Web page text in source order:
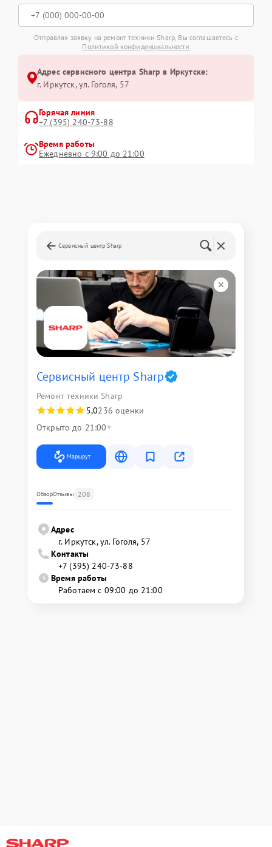
Отправляя заявку на ремонт техники Sharp, Вы соглашаетесь с
Политикой конфиденциальности
Адрес сервисного центра Sharp в Иркутске:
г. Иркутск, ул. ​Гоголя, 57
Горячая линия
+7 (395) 240-73-88
Время работы
Ежедневно с 9:00 до 21:00
Сервисный центр Sharp
Сервисный центр Sharp
Ремонт техники Sharp
5,0236 оценки
Открыто до 21:00
Маршрут
ОбзорОтзывы 208
Адрес
г. Иркутск, ул. ​Гоголя, 57
Контакты
+7 (395) 240-73-88
Время работы
Работаем с 09:00 до 21:00